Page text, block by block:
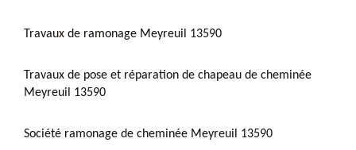
Travaux de ramonage Meyreuil 13590
Travaux de pose et réparation de chapeau de cheminée
Meyreuil 13590
Société ramonage de cheminée Meyreuil 13590